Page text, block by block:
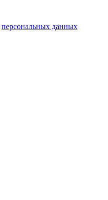
персональных данных